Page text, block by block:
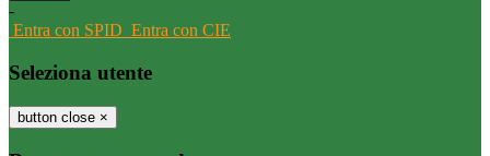
-
Entra con SPID Entra con CIE
Seleziona utente
button close ×